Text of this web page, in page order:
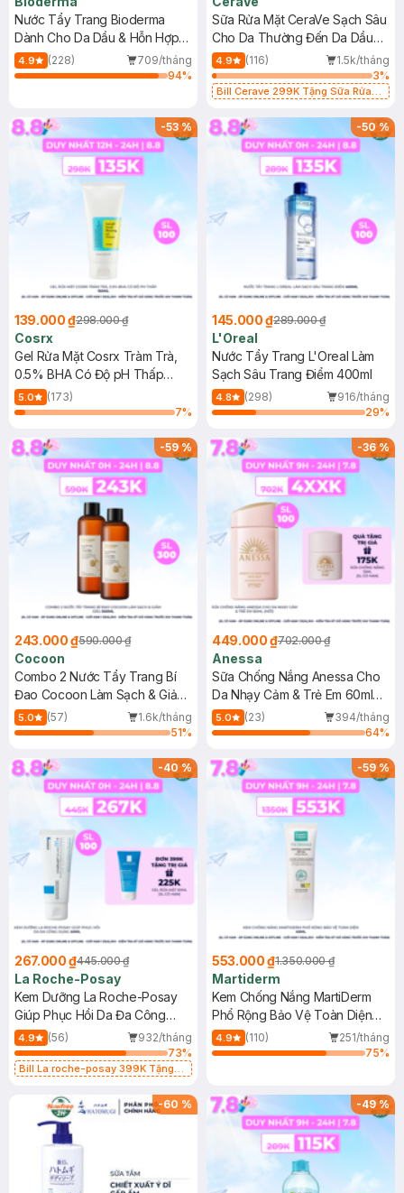
Nước Tẩy Trang Bioderma
Dành Cho Da Dầu & Hỗn Hợp
500ml
4.9 (228)
709/tháng
94%
Sữa Rửa Mặt CeraVe Sạch Sâu
Cho Da Thường Đến Da Dầu
473ml
4.9 (116)
1.5k/tháng
3%
Bill Cerave 299K Tặng Sữa Rửa
-53%
139.000 ₫298.000 ₫
Cosrx
Gel Rửa Mặt Cosrx Tràm Trà,
0.5% BHA Có Độ pH Thấp
150ml
5.0
(173)
7%
-50%
145.000 ₫289.000 ₫
L'Oreal
Nước Tẩy Trang L'Oreal Làm
Sạch Sâu Trang Điểm 400ml
4.8 (298)
916/tháng
29%
-59%
243.000 ₫590.000 ₫
Cocoon
Combo 2 Nước Tẩy Trang Bí
Đao Cocoon Làm Sạch & Giảm
Dầu 500ml
5.0 (57)
1.6k/tháng
51%
-36%
449.000 ₫702.000 ₫
Anessa
Sữa Chống Nắng Anessa Cho
Da Nhạy Cảm & Trẻ Em 60ml
(Mới)
5.0 (23)
394/tháng
64%
-40%
267.000 ₫445.000 ₫
La Roche-Posay
Kem Dưỡng La Roche-Posay
Giúp Phục Hồi Da Đa Công
Dụng 40ml
4.9 (56)
932/tháng
73%
Bill La roche-posay 399K Tặng
(SL có hạn)
-59%
553.000 ₫1.350.000 ₫
Martiderm
Kem Chống Nắng MartiDerm
Phổ Rộng Bảo Vệ Toàn Diện
40ml
4.9 (110)
251/tháng
75%
-60 % -49%